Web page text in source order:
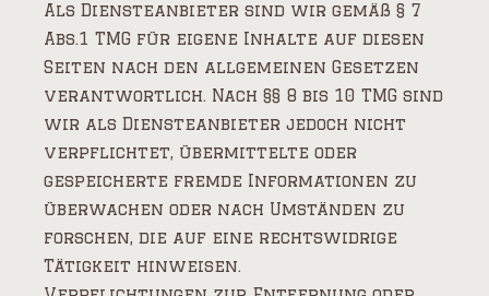
Als Diensteanbieter sind wir gemäß § 7
Abs.1 TMG für eigene Inhalte auf diesen
Seiten nach den allgemeinen Gesetzen
verantwortlich. Nach §§ 8 bis 10 TMG sind
wir als Diensteanbieter jedoch nicht
verpflichtet, übermittelte oder
gespeicherte fremde Informationen zu
überwachen oder nach Umständen zu
forschen, die auf eine rechtswidrige
Tätigkeit hinweisen.